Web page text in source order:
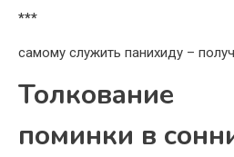
***
самому служить панихиду –
поминки в